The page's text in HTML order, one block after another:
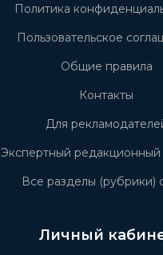
Политика
Пользовательское
Общие правила
Контакты
Для
Экспертный редакционный
Все разделы (рубрики)
Личный